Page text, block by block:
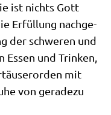
ist nichts Gott
Erfül­lung nach­ge­
der schwe­ren und
Essen und Trin­ken,
mit
von gera­de­zu